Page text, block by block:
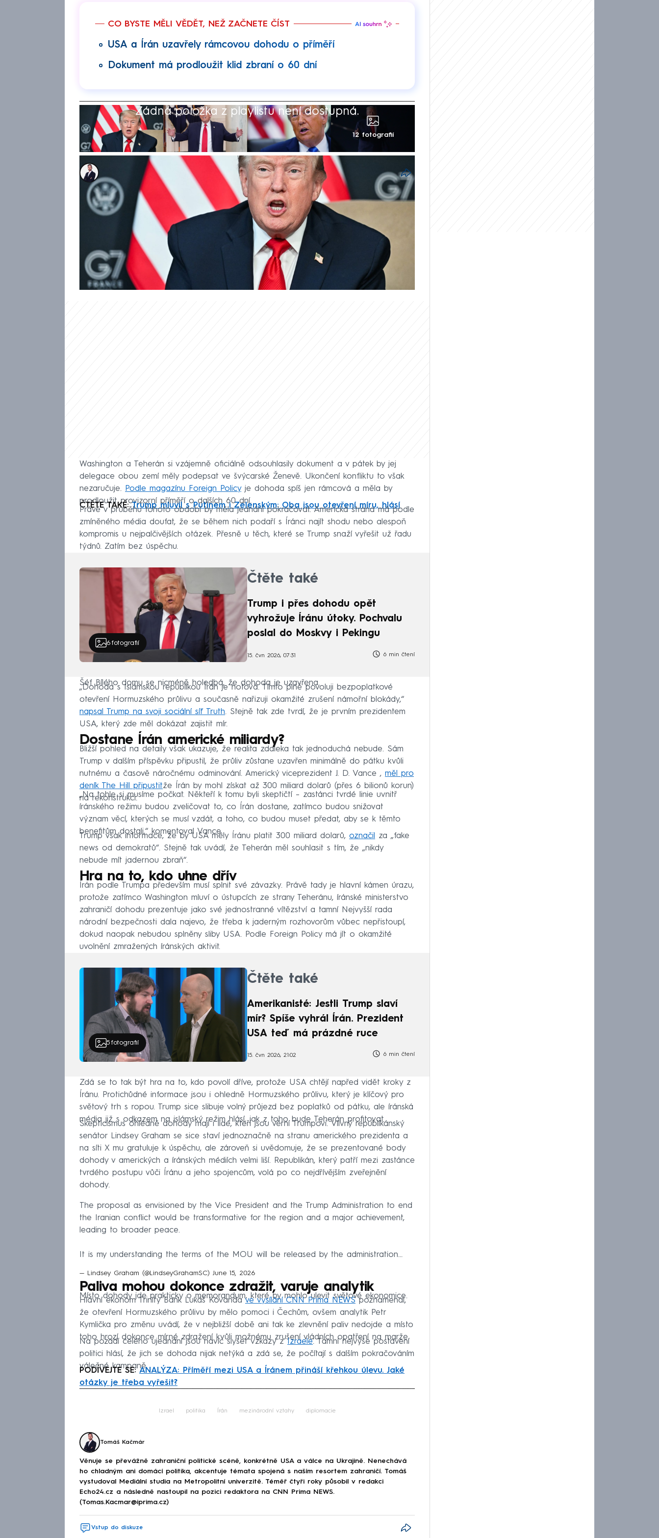
CO BYSTE MĚLI VĚDĚT, NEŽ ZAČNETE ČÍST
USA a Írán uzavřely rámcovou dohodu o příměří
Dokument má prodloužit klid zbraní o 60 dní
Žádná položka z playlistu není dostupná.
12 fotografií
Tomáš Kačmár
17. čvn 2026, 10:47
Spojené státy a Írán sice v neděli oznámily uzavření předběžné
dohody, která má zastavit měsíce trvající ničivý konflikt, podle
analytiků však jde spíše o vágní a vysoce rizikový rámec než o
skutečný krok k míru. Oficiální text memoranda o porozumění zůstává
utajen, ale hluboké rozpory v interpretaci klíčových bodů naznačují, že
cesta k míru může mít jepičí život. Z Izraele už navíc zaznívá, že se ho
dohoda netýká.
Washington a Teherán si vzájemně oficiálně odsouhlasily dokument a v pátek by jej
delegace obou zemí měly podepsat ve švýcarské Ženevě. Ukončení konfliktu to však
nezaručuje. Podle magazínu Foreign Policyje dohoda spíš jen rámcová a měla by
prodloužit provizorní příměří o dalších 60 dní.
ČTĚTE TAKÉ:Trump mluvil s Putinem i Zelenským: Oba jsou otevření míru, hlásí
Právě v průběhu tohoto období by měla jednání pokračovat. Americká strana má podle
zmíněného média doufat, že se během nich podaří s Íránci najít shodu nebo alespoň
kompromis u nejpalčivějších otázek. Přesně u těch, které se Trump snaží vyřešit už řadu
týdnů. Zatím bez úspěchu.
6fotografií
Čtěte také
Trump i přes dohodu opět
vyhrožuje Íránu útoky. Pochvalu
poslal do Moskvy i Pekingu
15. čvn 2026, 07:31 6 min čtení
Šéf Bílého domu se nicméně holedbá, že dohoda je uzavřena.
„Dohoda s Islámskou republikou Írán je hotová. Tímto plně povoluji bezpoplatkové
otevření Hormuzského průlivu a současně nařizuji okamžité zrušení námořní blokády,“
napsal Trump na svoji sociální síť Truth. Stejně tak zde tvrdí, že je prvním prezidentem
USA, který zde měl dokázat zajistit mír.
Dostane Írán americké miliardy?
Bližší pohled na detaily však ukazuje, že realita zdaleka tak jednoduchá nebude. Sám
Trump v dalším příspěvku připustil, že průliv zůstane uzavřen minimálně do pátku kvůli
nutnému a časově náročnému odminování. Americký viceprezident J. D. Vance , měl pro
deník The Hill připustitže Írán by mohl získat až 300 miliard dolarů (přes 6 bilionů korun)
na rekonstrukci.
„Na tohle si musíme počkat. Někteří k tomu byli skeptičtí – zastánci tvrdé linie uvnitř
íránského režimu budou zveličovat to, co Írán dostane, zatímco budou snižovat
význam věcí, kterých se musí vzdát, a toho, co budou muset předat, aby se k těmto
benefitům dostali,“ komentoval Vance.
Trump však informace, že by USA měly Íránu platit 300 miliard dolarů, označil
za „fake
news od demokratů“. Stejně tak uvádí, že Teherán měl souhlasit s tím, že „nikdy
nebude mít jadernou zbraň“.
Hra na to, kdo uhne dřív
Írán podle Trumpa především musí splnit své závazky. Právě tady je hlavní kámen úrazu,
protože zatímco Washington mluví o ústupcích ze strany Teheránu, íránské ministerstvo
zahraničí dohodu prezentuje jako své jednostranné vítězství a tamní Nejvyšší rada
národní bezpečnosti dala najevo, že třeba k jaderným rozhovorům vůbec nepřistoupí,
dokud naopak nebudou splněny sliby USA. Podle Foreign Policy má jít o okamžité
uvolnění zmražených íránských aktivit.
5fotografií
Čtěte také
Amerikanisté: Jestli Trump slaví
mír? Spíše vyhrál Írán. Prezident
USA teď má prázdné ruce
15. čvn 2026, 21:02 6 min čtení
Zdá se to tak být hra na to, kdo povolí dříve, protože USA chtějí napřed vidět kroky z
Íránu. Protichůdné informace jsou i ohledně Hormuzského průlivu, který je klíčový pro
světový trh s ropou. Trump sice slibuje volný průjezd bez poplatků od pátku, ale íránská
média již s odkazem na islámský režim hlásí, jak z toho bude Teherán profitovat.
Skepticismus ohledně dohody mají i lidé, kteří jsou věrní Trumpovi. Vlivný republikánský
senátor Lindsey Graham se sice staví jednoznačně na stranu amerického prezidenta a
na síti X mu gratuluje k úspěchu, ale zároveň si uvědomuje, že se prezentované body
dohody v amerických a íránských médiích velmi liší. Republikán, který patří mezi zastánce
tvrdého postupu vůči Íránu a jeho spojencům, volá po co nejdřívějším zveřejnění
dohody.
The proposal as envisioned by the Vice President and the Trump Administration to end
the Iranian conflict would be transformative for the region and a major achievement,
leading to broader peace.
It is my understanding the terms of the MOU will be released by the administration…
— Lindsey Graham (@LindseyGrahamSC) June 15, 2026
Paliva mohou dokonce zdražit, varuje analytik
Místo dohody jde prakticky o memorandum, které by mohlo ulevit světové ekonomice.
Hlavní ekonom Trinity Bank Lukáš Kovandave vysílání CNN Prima NEWSpoznamenal,
že otevření Hormuzského průlivu by mělo pomoci i Čechům, ovšem analytik Petr
Kymlička pro změnu uvádí, že v nejbližší době ani tak ke zlevnění paliv nedojde a místo
toho hrozí dokonce mírné zdražení kvůli možnému zrušení vládních opatření na marže.
Na pozadí celého ujednání jsou navíc slyšet vzkazy zIzraele. Tamní nejvýše postavení
politici hlásí, že jich se dohoda nijak netýká a zdá se, že počítají s dalším pokračováním
válečné kampaně.
PODÍVEJTE SE:ANALÝZA: Příměří mezi USA a Íránem přináší křehkou úlevu. Jaké
otázky je třeba vyřešit?
Izrael politika Írán mezinárodní vztahy diplomacie
Tomáš Kačmár
Věnuje se převážně zahraniční politické scéně, konkrétně USA a válce na Ukrajině. Nenechává
ho chladným ani domácí politika, akcentuje témata spojená s naším resortem zahraničí. Tomáš
vystudoval Mediální studia na Metropolitní univerzitě. Téměř čtyři roky působil v redakci
Echo24.cz a následně nastoupil na pozici redaktora na CNN Prima NEWS.
(Tomas.Kacmar@iprima.cz)
Vstup do diskuze